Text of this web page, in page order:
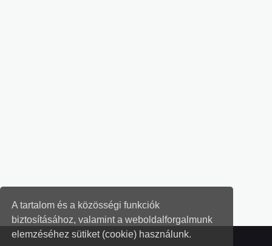
A tartalom és a közösségi funkciók
biztosításához, valamint a weboldalforgalmunk
elemzéséhez sütiket (cookie) használunk.